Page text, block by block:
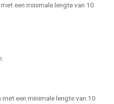
een minimale lengte van 10
een minimale lengte van 10